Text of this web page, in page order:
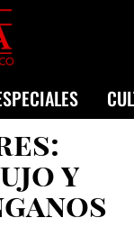
y